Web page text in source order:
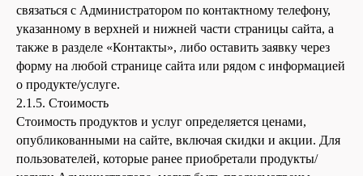
связаться с Администратором по контактному телефону,
указанному в верхней и нижней части страницы сайта, а
также в разделе «Контакты», либо оставить заявку через
форму на любой странице сайта или рядом с информацией
о продукте/услуге.
2.1.5. Стоимость
Стоимость продуктов и услуг определяется ценами,
опубликованными на сайте, включая скидки и акции. Для
пользователей, которые ранее приобретали продукты/